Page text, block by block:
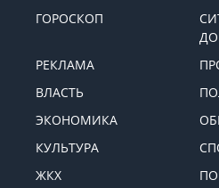
ГОРОСКОП
РЕКЛАМА
ВЛАСТЬ
ЭКОНОМИКА
КУЛЬТУРА
ЖКХ